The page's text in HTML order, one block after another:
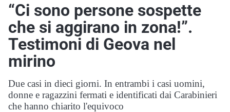
“Ci sono persone sospette
che si aggirano in zona!”.
Testimoni di Geova nel
mirino
Due casi in dieci giorni. In entrambi i casi uomini,
donne e ragazzini fermati e identificati dai Carabinieri
che hanno chiarito l'equivoco